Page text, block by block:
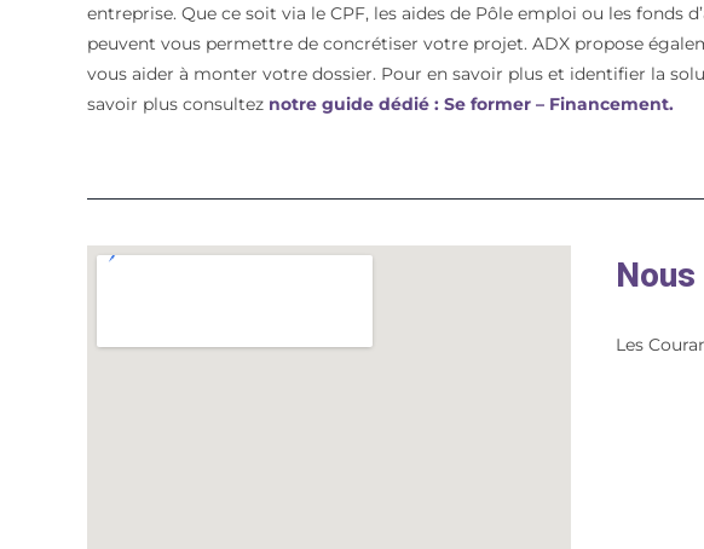
entreprise. Que ce soit via le CPF, les aides de Pôle emploi ou les fonds
peuvent vous permettre de concrétiser votre projet. ADX propose
vous aider à monter votre dossier. Pour en savoir plus et identifier la
savoir plus consulteznotre guide dédié : Se former – Financement.
Les